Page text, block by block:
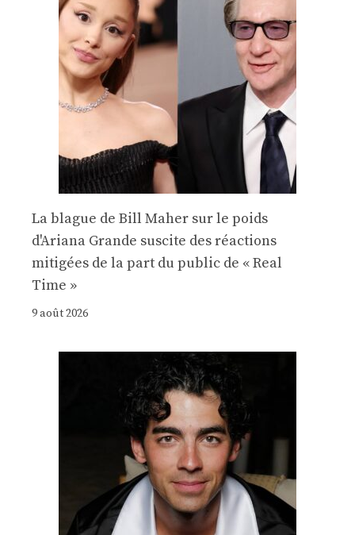
La blague de Bill Maher sur le poids
d'Ariana Grande suscite des réactions
mitigées de la part du public de « Real
Time »
9 août 2026